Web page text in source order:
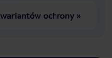
ochrony»